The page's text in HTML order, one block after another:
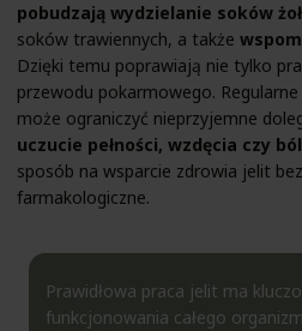
pobudzają wydzielanie soków
soków trawiennych, a także
Dzięki temu poprawiają nie tylko
przewodu pokarmowego.
może ograniczyć nieprzyjemne
uczucie pełności, wzdęcia czy
sposób na wsparcie zdrowia jelit
farmakologiczne.
Prawidłowa praca jelit ma
funkcjonowania całego